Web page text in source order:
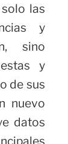
las
y
sino
y
de sus
nuevo
datos